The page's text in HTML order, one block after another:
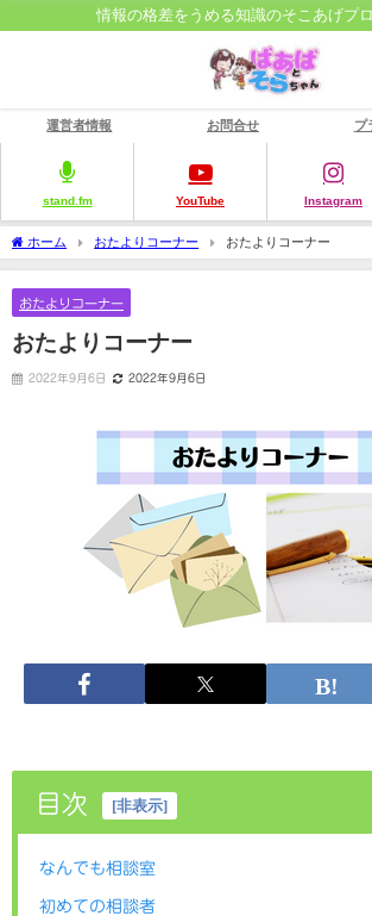
情報の格差をうめる知識のそこあげプ
運営者情報 お問合せ プ
stand.fm YouTube Instagram
ホーム おたよりコーナー おたよりコーナー
おたよりコーナー
おたよりコーナー
2022年9月6日 2022年9月6日
目次 [非表示]
なんでも相談室
初めての相談者